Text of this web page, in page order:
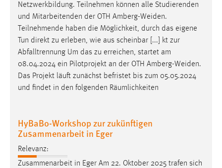
Netzwerkbildung. Teilnehmen können alle Studierenden
und Mitarbeitenden der OTH Amberg-Weiden.
Teilnehmende haben die Möglichkeit, durch das eigene
Tun direkt zu erleben, wie aus scheinbar [...] kt zur
Abfalltrennung Um das zu erreichen, startet am
08.04.2024 ein Pilotprojekt an der OTH Amberg-Weiden.
Das Projekt läuft zunächst befristet bis zum 05.05.2024
und findet in den folgenden Räumlichkeiten
HyBaBo-Workshop zur zukünftigen
Zusammenarbeit in Eger
Relevanz:
Zusammenarbeit in Eger Am 22. Oktober 2025 trafen sich